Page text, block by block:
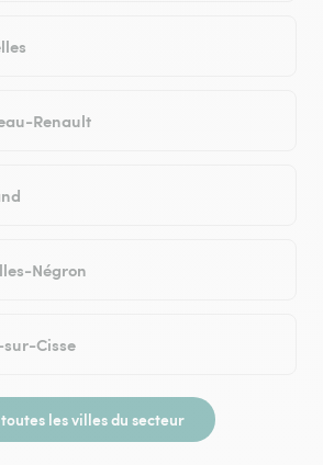
Renault
Négron
sur-Cisse
les villes du secteur